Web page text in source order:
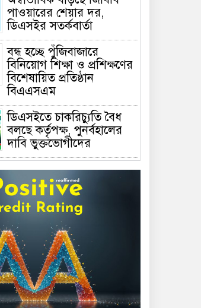
পাওয়ারের শেয়ার দর,
ডিএসইর সতর্কবার্তা
বন্ধ হচ্ছে পুঁজিবাজারে
বিনিয়োগ শিক্ষা ও প্রশিক্ষণের
বিশেষায়িত প্রতিষ্ঠান
বিএএসএম
ডিএসইতে চাকরিচ্যুতি বৈধ
বলছে কর্তৃপক্ষ, পুনর্বহালের
দাবি ভুক্তভোগীদের
গুজবের বিরুদ্ধে
বিনিয়োগকারীদের সতর্ক করল
ডিএসই ও বিএসইসি